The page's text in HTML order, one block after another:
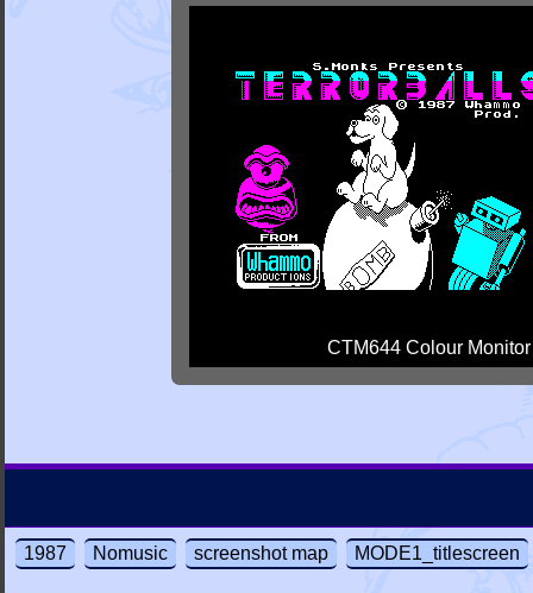
CTM644 Colour Monitor
1987 Nomusic screenshot map MODE1_titlescreen